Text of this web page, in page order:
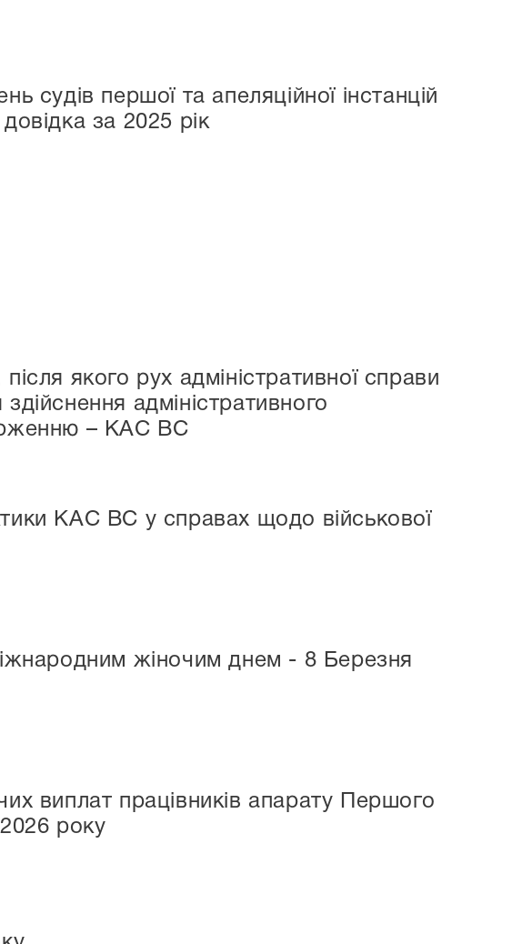
судів першої та апеляційної інстанцій
за 2025 рік
якого рух адміністративної справи
адміністративного
– КАС ВС
КАС ВС у справах щодо військової
жіночим днем - 8 Березня
виплат працівників апарату Першого
року